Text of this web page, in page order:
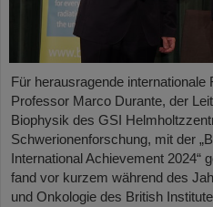
Für herausragende
Professor Marco Durante, der
Biophysik des GSI
Schwerionenforschung, mit der
International Achievement 2024“
fand vor kurzem während des
und Onkologie des British